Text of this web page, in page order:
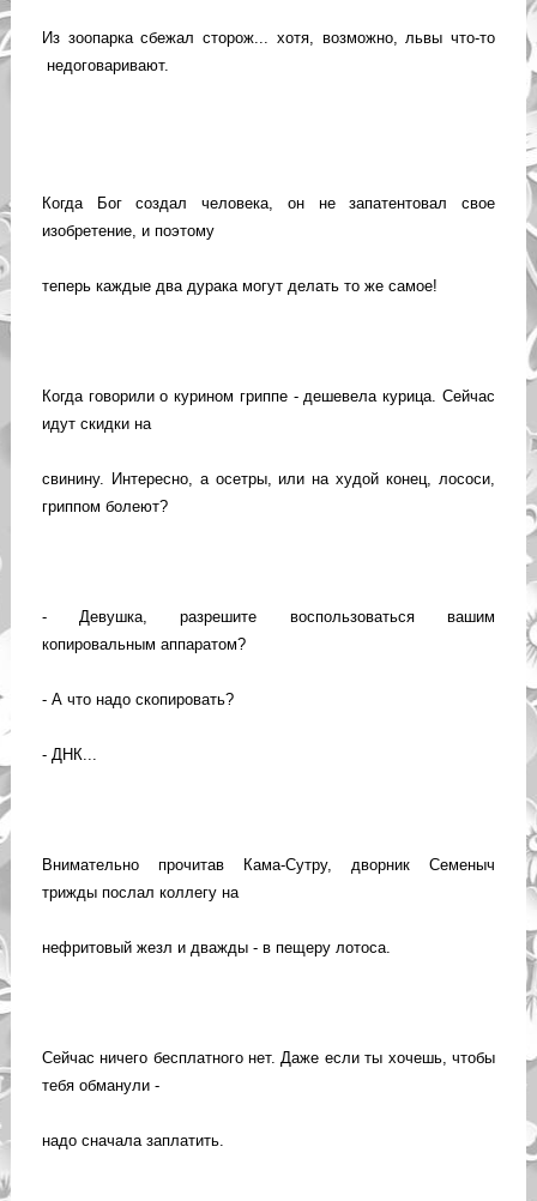
Из зоопарка сбежал сторож... хотя, возможно, львы что-то
недоговаривают.
Когда Бог создал человека, он не запатентовал свое
изобретение, и поэтому
теперь каждые два дурака могут делать то же самое!
Когда говорили о курином гриппе - дешевела курица. Сейчас
идут скидки на
свинину. Интересно, а осетры, или на худой конец, лососи,
гриппом болеют?
- Девушка, разрешите воспользоваться вашим
копировальным аппаратом?
- А что надо скопировать?
- ДНК...
Внимательно прочитав Кама-Сутру, дворник Семеныч
трижды послал коллегу на
нефритовый жезл и дважды - в пещеру лотоса.
Сейчас ничего бесплатного нет. Даже если ты хочешь, чтобы
тебя обманули -
надо сначала заплатить.